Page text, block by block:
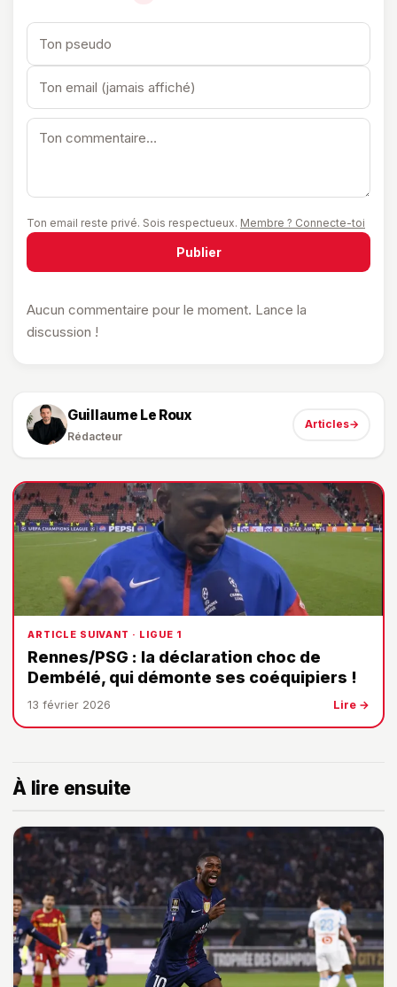
Ton email reste privé. Sois respectueux. Membre ? Connecte-toi
Publier
Aucun commentaire pour le moment. Lance la
discussion !
Guillaume Le Roux
Rédacteur
Articles→
ARTICLE SUIVANT · LIGUE 1
Rennes/PSG : la déclaration choc de
Dembélé, qui démonte ses coéquipiers !
13 février 2026 Lire →
À lire ensuite